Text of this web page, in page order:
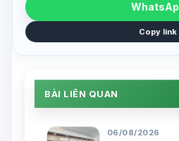
Copy link
BÀI LIÊN QUAN
06/08/2026